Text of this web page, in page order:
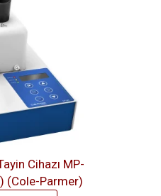
Cihazı MP-
(Cole-Parmer)